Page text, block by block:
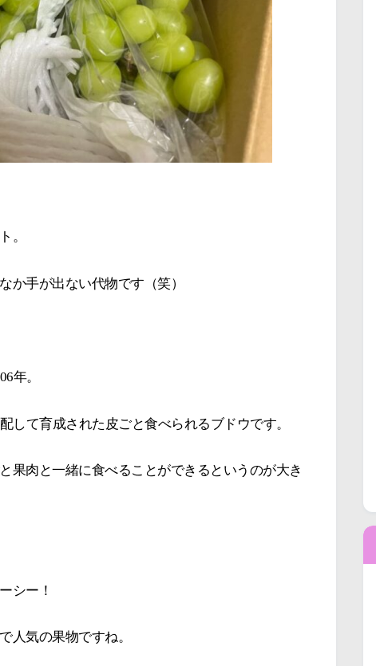
。
か手が出ない代物です（笑）
年。
して育成された皮ごと食べられるブドウです。
果肉と一緒に食べることができるというのが大き
シー！
人気の果物ですね。